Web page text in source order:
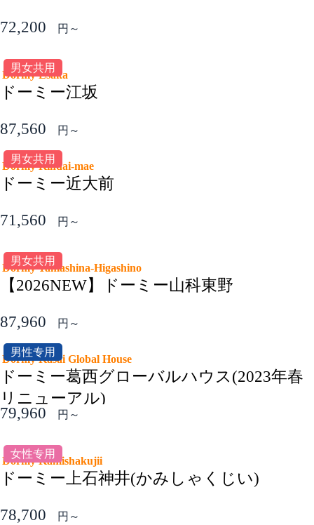
72,200 円～
男女共用
Dormy Esaka
ドーミー江坂
87,560 円～
男女共用
Dormy Kindai-mae
ドーミー近大前
71,560 円～
男女共用
Dormy Yamashina-Higashino
【2026NEW】ドーミー山科東野
87,960 円～
男性专用
Dormy Kasai Global House
ドーミー葛西グローバルハウス(2023年春
リニューアル)
79,960
円～
女性专用
Dormy Kamishakujii
ドーミー上石神井(かみしゃくじい)
78,700 円～